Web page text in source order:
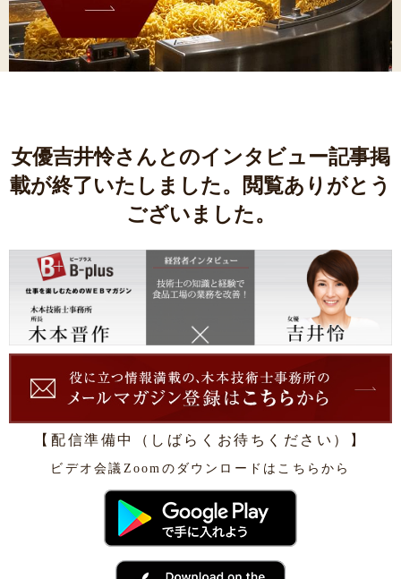
女優吉井怜さんとのインタビュー記事掲
載が終了いたしました。閲覧ありがとう
ございました。
【配信準備中（しばらくお待ちください）】
ビデオ会議Zoomのダウンロードはこちらから